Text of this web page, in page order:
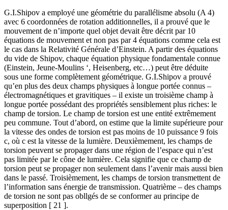
G.I.Shipov a employé une géométrie du parallélisme absolu (A 4)
avec 6 coordonnées de rotation additionnelles, il a prouvé que le
mouvement de n’importe quel objet devait être décrit par 10
équations de mouvement et non pas par 4 équations comme cela est
le cas dans la Relativité Générale d’Einstein. A partir des équations
du vide de Shipov, chaque équation physique fondamentale connue
(Einstein, Jeune-Moulins ‘, Heisenberg, etc…) peut être déduite
sous une forme complètement géométrique. G.I.Shipov a prouvé
qu’en plus des deux champs physiques à longue portée connus –
électromagnétiques et gravitiques – il existe un troisième champ à
longue portée possédant des propriétés sensiblement plus riches: le
champ de torsion. Le champ de torsion est une entité extrêmement
peu commune. Tout d’abord, on estime que la limite supérieure pour
la vitesse des ondes de torsion est pas moins de 10 puissance 9 fois
c, où c est la vitesse de la lumière. Deuxièmement, les champs de
torsion peuvent se propager dans une région de l’espace qui n’est
pas limitée par le cône de lumière. Cela signifie que ce champ de
torsion peut se propager non seulement dans l’avenir mais aussi bien
dans le passé. Troisièmement, les champs de torsion transmettent de
l’information sans énergie de transmission. Quatrième – des champs
de torsion ne sont pas obllgés de se conformer au principe de
superposition [ 21 ].